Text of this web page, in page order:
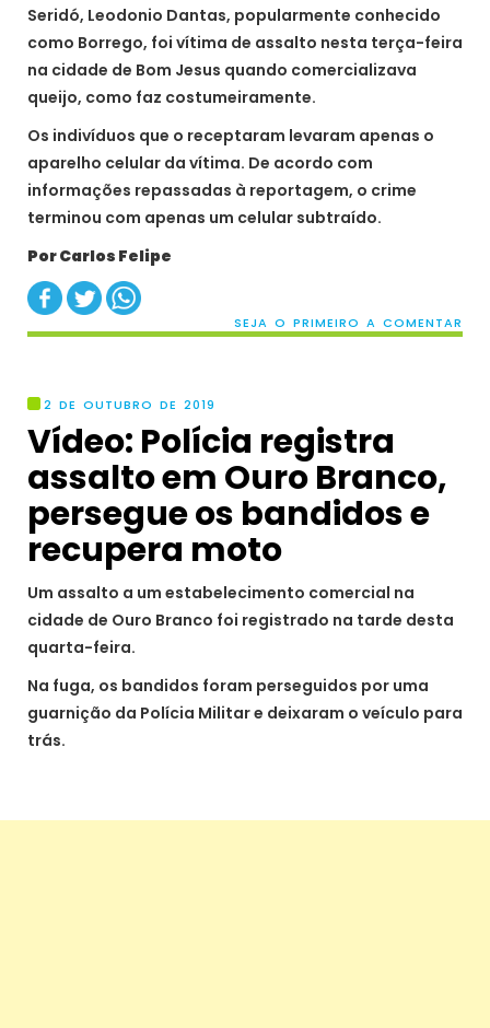
Seridó, Leodonio Dantas, popularmente conhecido
como Borrego, foi vítima de assalto nesta terça-feira
na cidade de Bom Jesus quando comercializava
queijo, como faz costumeiramente.
Os indivíduos que o receptaram levaram apenas o
aparelho celular da vítima. De acordo com
informações repassadas à reportagem, o crime
terminou com apenas um celular subtraído.
Por Carlos Felipe
SEJA O PRIMEIRO A COMENTAR
2 DE OUTUBRO DE 2019
Vídeo: Polícia registra
assalto em Ouro Branco,
persegue os bandidos e
recupera moto
Um assalto a um estabelecimento comercial na
cidade de Ouro Branco foi registrado na tarde desta
quarta-feira.
Na fuga, os bandidos foram perseguidos por uma
guarnição da Polícia Militar e deixaram o veículo para
trás.